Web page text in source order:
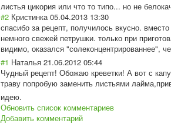
листья цикория или что то типо... но не
#2 Кристинка 05.04.2013 13:30
спасибо за рецепт, получилось вкусно.
немного свежей петрушки. только при
видимо, оказался "солеконцентрированнее",
#1 Наталья 21.06.2012 05:44
Чудный рецепт! Обожаю креветки! А вот с
траву попробую заменить листьями
идею.
Обновить список комментариев
Добавить комментарий